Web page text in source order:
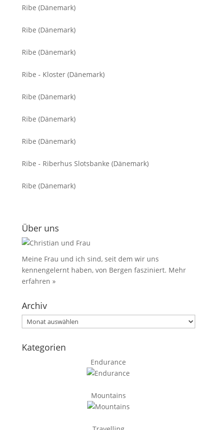
Ribe (Dänemark)
Ribe (Dänemark)
Ribe (Dänemark)
Ribe - Kloster (Dänemark)
Ribe (Dänemark)
Ribe (Dänemark)
Ribe (Dänemark)
Ribe - Riberhus Slotsbanke (Dänemark)
Ribe (Dänemark)
Über uns
Meine Frau und ich sind, seit dem wir uns
kennengelernt haben, von Bergen fasziniert. Mehr
erfahren »
Archiv
Archiv
Kategorien
Endurance
Mountains